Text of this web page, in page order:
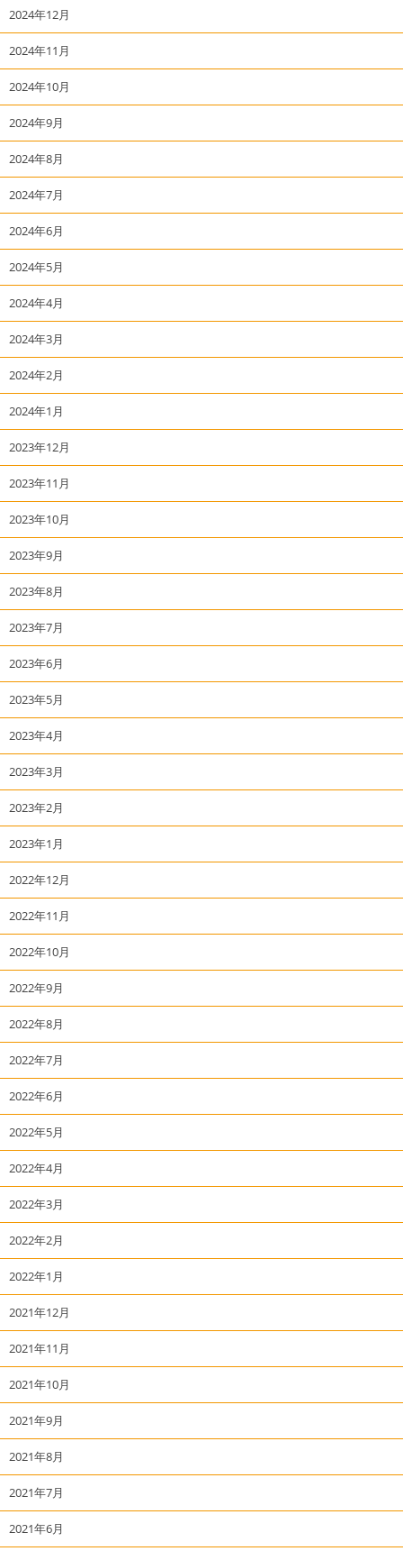
2024年12月
2024年11月
2024年10月
2024年9月
2024年8月
2024年7月
2024年6月
2024年5月
2024年4月
2024年3月
2024年2月
2024年1月
2023年12月
2023年11月
2023年10月
2023年9月
2023年8月
2023年7月
2023年6月
2023年5月
2023年4月
2023年3月
2023年2月
2023年1月
2022年12月
2022年11月
2022年10月
2022年9月
2022年8月
2022年7月
2022年6月
2022年5月
2022年4月
2022年3月
2022年2月
2022年1月
2021年12月
2021年11月
2021年10月
2021年9月
2021年8月
2021年7月
2021年6月